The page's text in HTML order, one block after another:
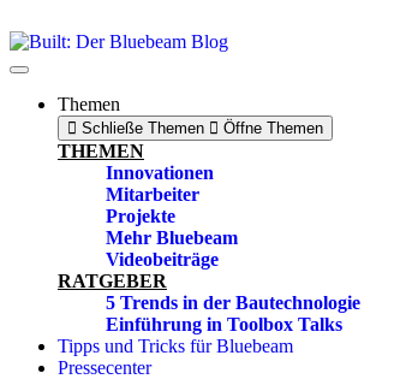
Inhalt
springen
Themen
Schließe Themen Öffne Themen
THEMEN
Innovationen
Mitarbeiter
Projekte
Mehr Bluebeam
Videobeiträge
RATGEBER
5 Trends in der Bautechnologie
Einführung in Toolbox Talks
Tipps und Tricks für Bluebeam
Pressecenter